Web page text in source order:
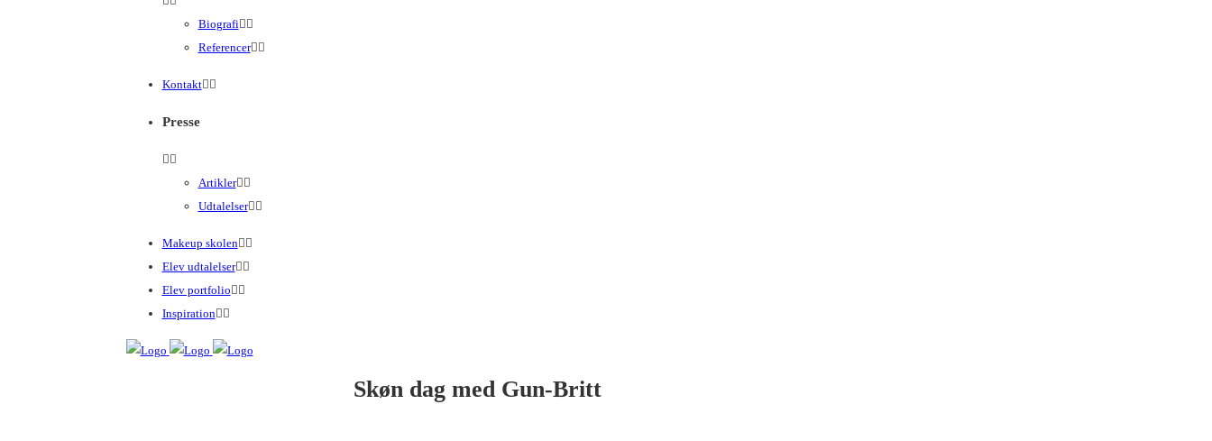
Biografi
Referencer
Kontakt
Presse
Artikler
Udtalelser
Makeup skolen
Elev udtalelser
Elev portfolio
Inspiration
Skøn dag med Gun-Britt